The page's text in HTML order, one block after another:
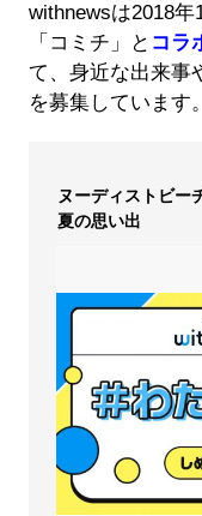
withnewsは2018
「コミチ」と コラ
て、身近な出来事
を募集しています。
ヌーディストビ
夏の思い出